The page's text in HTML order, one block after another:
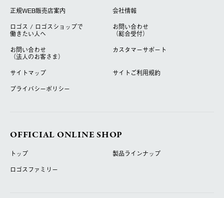
正規WEB販売店案内
会社情報
ロゴス / ロゴスショップで
働きたい人へ
お問い合わせ
（総合受付）
お問い合わせ
（法人のお客さま）
カスタマーサポート
サイトマップ
サイトご利用規約
プライバシーポリシー
OFFICIAL ONLINE SHOP
トップ
製品ラインナップ
ロゴスファミリー